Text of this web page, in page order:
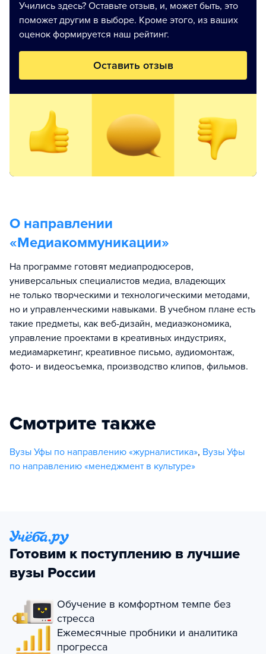
Учились здесь? Оставьте отзыв, и, может быть, это
поможет другим в выборе. Кроме этого, из ваших
оценок формируется наш рейтинг.
Оставить отзыв
О направлении
«Медиакоммуникации»
На программе готовят медиапродюсеров,
универсальных специалистов медиа, владеющих
не только творческими и технологическими методами,
но и управленческими навыками. В учебном плане есть
такие предметы, как веб-дизайн, медиаэкономика,
управление проектами в креативных индустриях,
медиамаркетинг, креативное письмо, аудиомонтаж,
фото- и видеосъемка, производство клипов, фильмов.
Смотрите также
Вузы Уфы по направлению «журналистика», Вузы Уфы
по направлению «менеджмент в культуре»
Готовим к поступлению в лучшие
вузы России
Обучение в комфортном темпе без
стресса
Ежемесячные пробники и аналитика
прогресса